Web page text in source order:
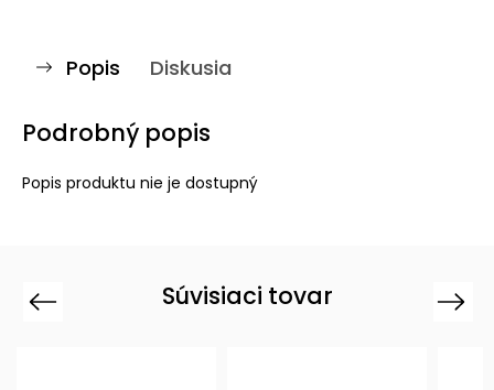
Popis Diskusia
Podrobný popis
Popis produktu nie je dostupný
Súvisiaci tovar
Previous Next